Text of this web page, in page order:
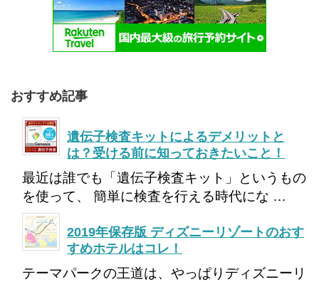
おすすめ記事
遺伝子検査キットによるデメリットと
は？受ける前に知っておきたいこと！
最近は誰でも「遺伝子検査キット」というもの
を使って、 簡単に検査を行える時代にな …
2019年保存版 ディズニーリゾートのおす
すめホテルはコレ！
テーマパークの王道は、やっぱりディズニーリ